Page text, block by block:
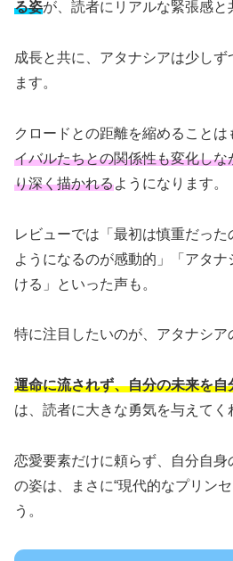
る姿が、読者にリアルな緊張感と
成長と共に、アタナシアは少しず
ます。
クロードとの距離を縮めることは
イバルたちとの関係性も変化し
り深く描かれるようになります。
レビューでは「最初は慎重だっ
ようになるのが感動的」「アタ
ける」といった声も。
特に注目したいのが、アタナシア
運命に流されず、自分の未来を
は、読者に大きな勇気を与えてく
恋愛要素だけに頼らず、自分自
の姿は、まさに“現代的なプリン
う。